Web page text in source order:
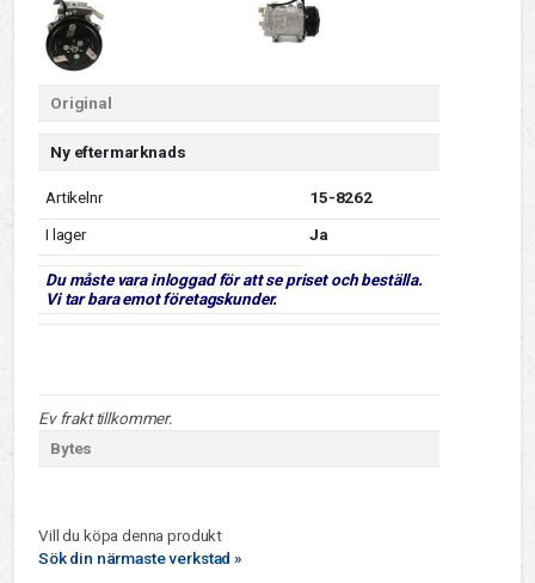
Original
Ny eftermarknads
Artikelnr
15-8262
I lager
Ja
Du måste vara inloggad för att se priset och beställa.
Vi tar bara emot företagskunder.
Ev frakt tillkommer.
Bytes
Vill du köpa denna produkt
Sök din närmaste verkstad »